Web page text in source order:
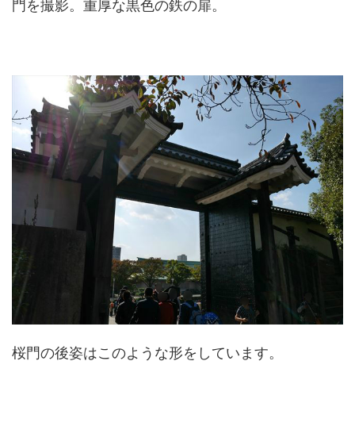
門を撮影。重厚な黒色の鉄の扉。
桜門の後姿はこのような形をしています。